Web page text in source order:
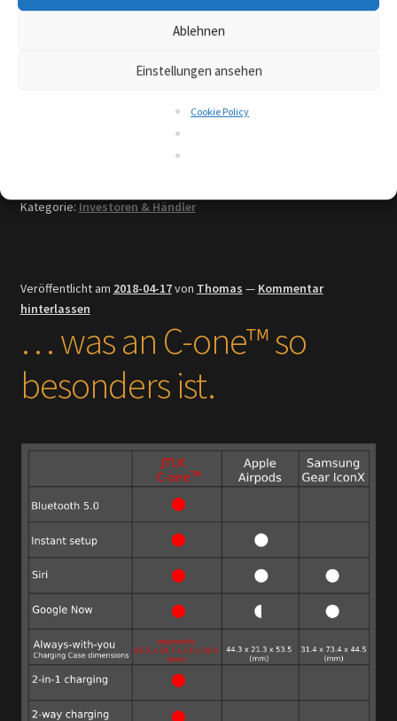
Ablehnen
Einstellungen ansehen
Cookie Policy
Kategorie: Investoren & Händler
Veröffentlicht am 2018-04-17von Thomas — Kommentar
hinterlassen
… was an C-one™ so
besonders ist.